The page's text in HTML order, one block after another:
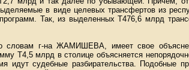
в виде целевых трансфертов из
Так, из выделенных Т476,6 млрд
словам г-на ЖАМИШЕВА, имеет свое
Т4,5 млрд в столице объясняется
идут судебные разбирательства. Подобные